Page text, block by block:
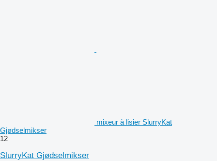
mixeur à lisier SlurryKat
Gjødselmikser
12
SlurryKat Gjødselmikser